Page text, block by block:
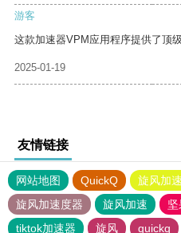
游客
这款加速器VPM应用程序提供了顶
2025-01-19
友情链接
网站地图 QuickQ 旋风加
旋风加速度器
旋风加速
tiktok加速器
旋风 quickq